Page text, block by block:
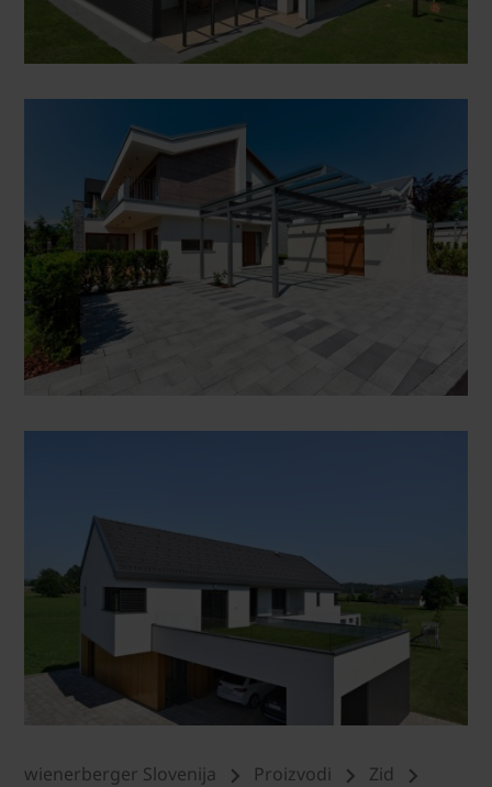
wienerberger Slovenija Proizvodi
Zid